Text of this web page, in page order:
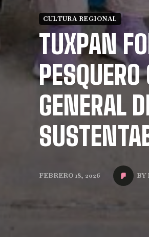
CULTURA REGIONAL
TUXPAN
GENERAL
FEBRERO 18, 2026 BY